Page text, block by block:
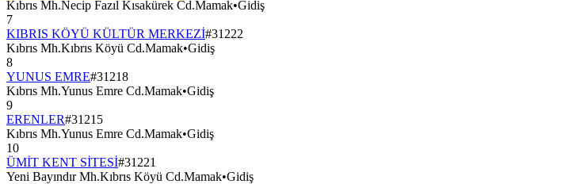
Kıbrıs Mh.Necip Fazıl Kısakürek Cd.Mamak•Gidiş
7
KIBRIS KÖYÜ KÜLTÜR MERKEZİ#31222
Kıbrıs Mh.Kıbrıs Köyü Cd.Mamak•Gidiş
8
YUNUS EMRE#31218
Kıbrıs Mh.Yunus Emre Cd.Mamak•Gidiş
9
ERENLER#31215
Kıbrıs Mh.Yunus Emre Cd.Mamak•Gidiş
10
ÜMİT KENT SİTESİ#31221
Yeni Bayındır Mh.Kıbrıs Köyü Cd.Mamak•Gidiş